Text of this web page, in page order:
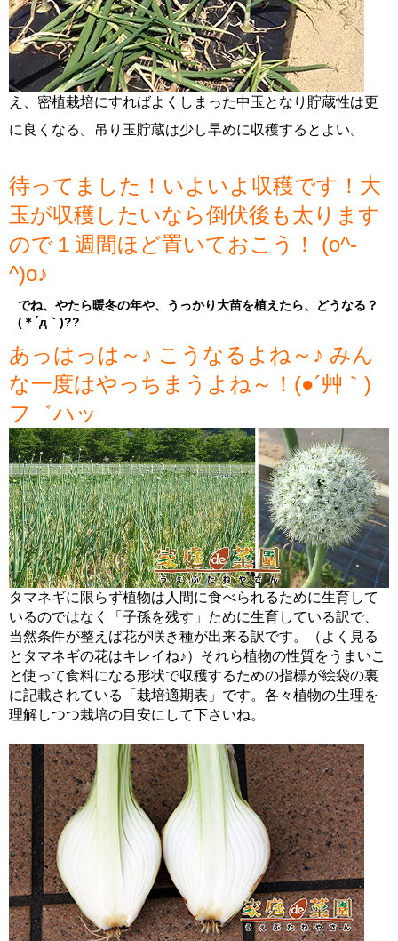
え、密植栽培にすればよくしまった中玉となり貯蔵性は更
に良くなる。吊り玉貯蔵は少し早めに収穫するとよい。
待ってました！いよいよ収穫です！大
玉が収穫したいなら倒伏後も太ります
ので１週間ほど置いておこう！ (o^-
^)o♪
でね、やたら暖冬の年や、うっかり大苗を植えたら、どうなる？
(＊´д｀)??
あっはっは～♪ こうなるよね～♪ みん
な一度はやっちまうよね～！(●´艸｀)
フ゛ハッ
タマネギに限らず植物は人間に食べられるために生育して
いるのではなく「子孫を残す」ために生育している訳で、
当然条件が整えば花が咲き種が出来る訳です。（よく見る
とタマネギの花はキレイね♪）それら植物の性質をうまいこ
と使って食料になる形状で収穫するための指標が絵袋の裏
に記載されている「栽培適期表」です。各々植物の生理を
理解しつつ栽培の目安にして下さいね。